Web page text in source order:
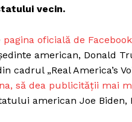
vecin.
pagina oficială de
american, Donald
cadrul „Real America’s
să dea publicității mai
american Joe Biden,